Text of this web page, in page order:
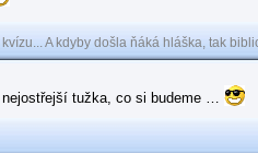
kvízu... A kdyby došla ňáká hláška, tak
tužka, co si budeme …